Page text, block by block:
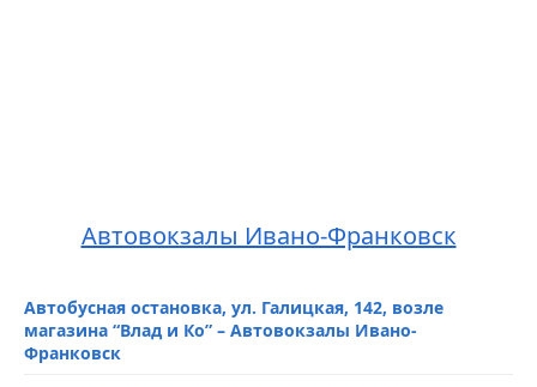
Автовокзалы Ивано-Франковск
Автобусная остановка, ул. Галицкая, 142, возле
магазина “Влад и Ко” – Автовокзалы Ивано-
Франковск